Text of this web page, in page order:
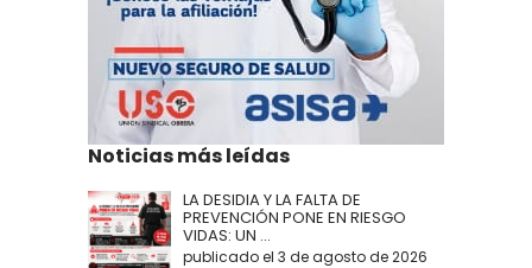
Noticias más leídas
LA DESIDIA Y LA FALTA DE
PREVENCIÓN PONE EN RIESGO
VIDAS: UN ...
publicado el 3 de agosto de 2026